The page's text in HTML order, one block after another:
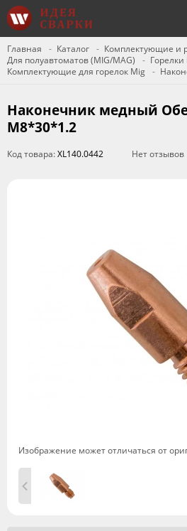
Главная Каталог
Комплектующие и
Для полуавтоматов (MIG/MAG)
Горелки
Комплектующие для горелок Mig
Наконечник медный
M8*30*1.2
Код товара:XL140.0442 Нет отзывов
Изображение может отличаться от